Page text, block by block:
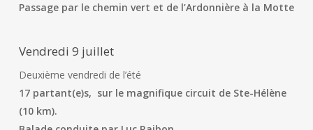
Passage par le chemin vert et de l’Ardonnière à la Motte
Vendredi 9 juillet
Deuxième vendredi de l’été
17 partant(e)s, sur le magnifique circuit de Ste-Hélène
(10 km).